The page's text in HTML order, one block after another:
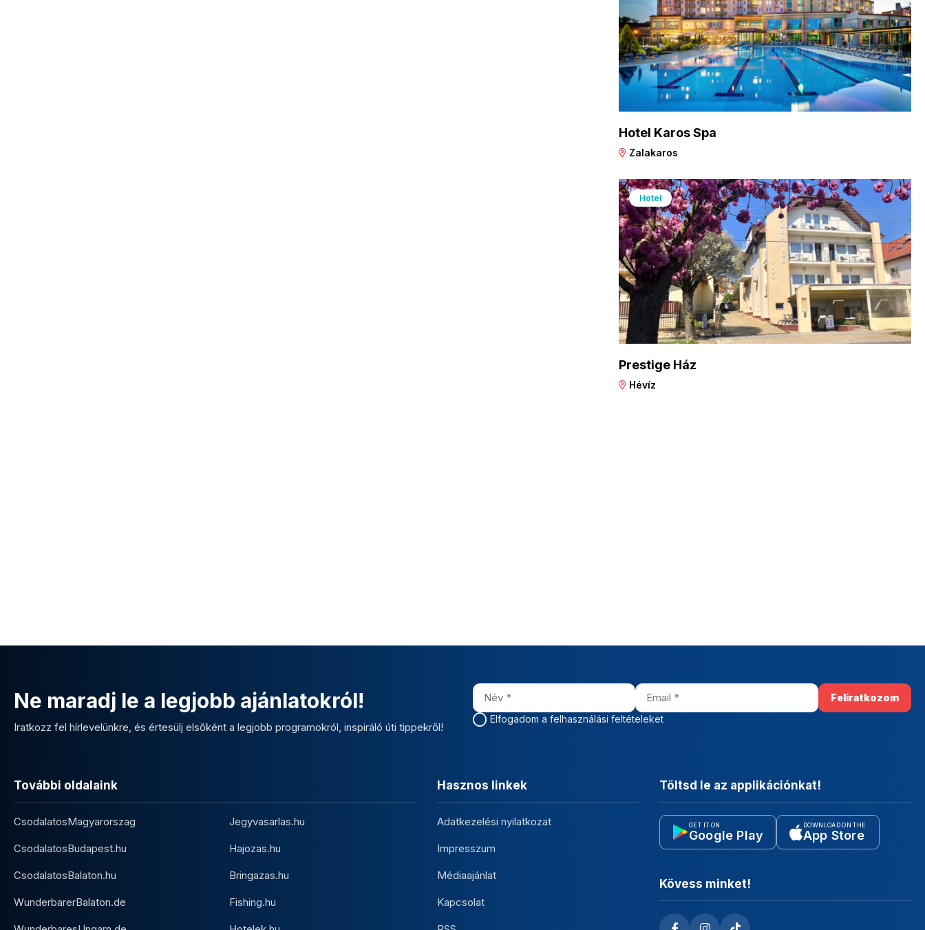
Hotel Karos Spa
Zalakaros
Hotel
Prestige Ház
Hévíz
Ne maradj le a legjobb ajánlatokról!
Iratkozz fel hírlevelünkre, és értesülj elsőként a legjobb programokról, inspiráló úti tippekről!
Elfogadom a felhasználási feltételeket
További oldalaink
CsodalatosMagyarorszag
CsodalatosBudapest.hu
CsodalatosBalaton.hu
WunderbarerBalaton.de
Jegyvasarlas.hu
Hajozas.hu
Bringazas.hu
Fishing.hu
Hasznos linkek
Adatkezelési nyilatkozat
Impresszum
Médiaajánlat
Kapcsolat
Töltsd le az applikációnkat!
GET IT ON
Google Play
DOWNLOAD ON THE
App Store
Kövess minket!